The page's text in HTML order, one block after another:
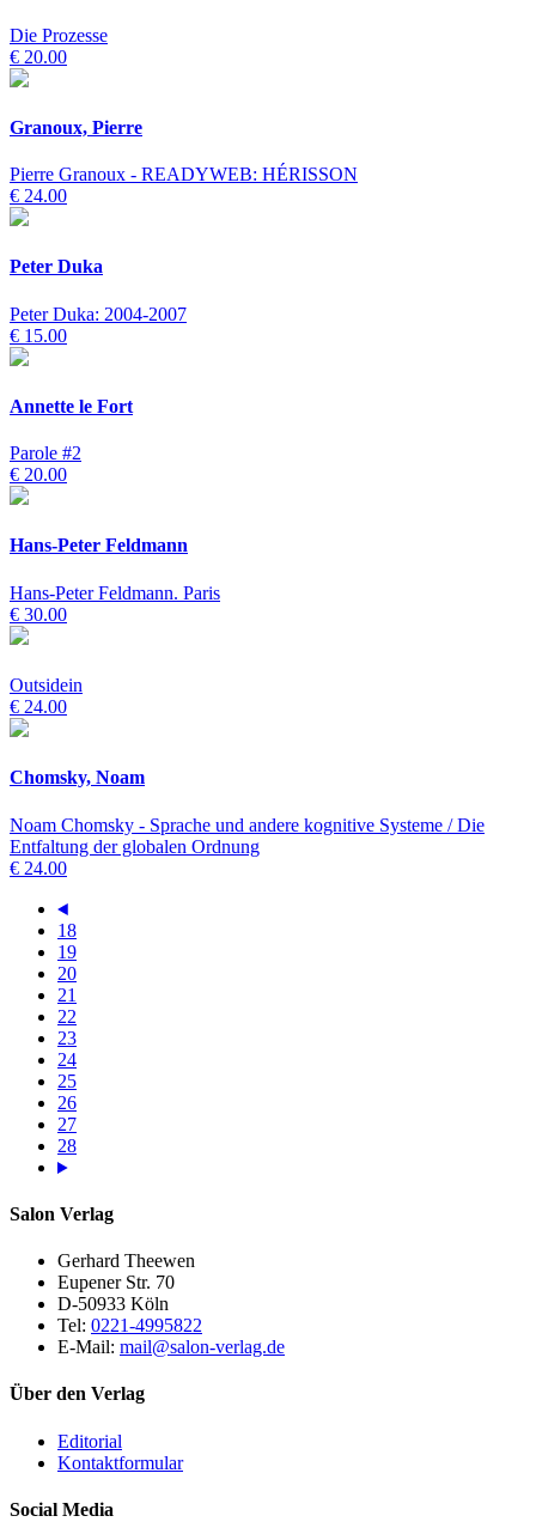
Die Prozesse
€ 20.00
Granoux, Pierre
Pierre Granoux - READYWEB: HÉRISSON
€ 24.00
Peter Duka
Peter Duka: 2004-2007
€ 15.00
Annette le Fort
Parole #2
€ 20.00
Hans-Peter Feldmann
Hans-Peter Feldmann. Paris
€ 30.00
Outsidein
€ 24.00
Chomsky, Noam
Noam Chomsky - Sprache und andere kognitive Systeme / Die
Entfaltung der globalen Ordnung
€ 24.00
18
19
20
21
22
23
24
25
26
27
28
Salon Verlag
Gerhard Theewen
Eupener Str. 70
D-50933 Köln
Tel: 0221-4995822
E-Mail: mail@salon-verlag.de
Über den Verlag
Editorial
Kontaktformular
Social Media